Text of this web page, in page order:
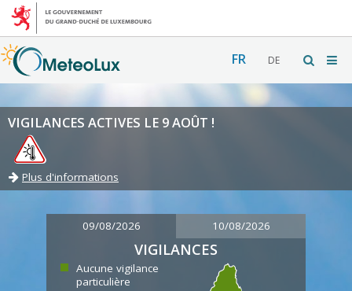
FR DE
VIGILANCES ACTIVES LE 9 AOÛT !
Plus d'informations
09/08/2026 10/08/2026
VIGILANCES
Aucune vigilance
particulière